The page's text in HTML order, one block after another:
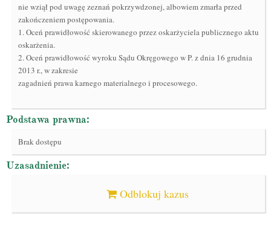
nie wziął pod uwagę zeznań pokrzywdzonej, albowiem zmarła przed
zakończeniem postępowania.
1. Oceń prawidłowość skierowanego przez oskarżyciela publicznego aktu
oskarżenia.
2. Oceń prawidłowość wyroku Sądu Okręgowego w P. z dnia 16 grudnia
2013 r., w zakresie
zagadnień prawa karnego materialnego i procesowego.
Podstawa prawna:
Brak dostępu
Uzasadnienie:
Odblokuj kazus